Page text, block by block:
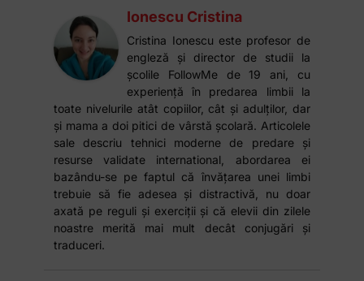
Ionescu Cristina
Cristina Ionescu este profesor de
engleză și director de studii la
școlile FollowMe de 19 ani, cu
experiență în predarea limbii la
toate nivelurile atât copiilor, cât și adulților, dar
și mama a doi pitici de vârstă școlară. Articolele
sale descriu tehnici moderne de predare și
resurse validate international, abordarea ei
bazându-se pe faptul că învățarea unei limbi
trebuie să fie adesea și distractivă, nu doar
axată pe reguli și exerciții și că elevii din zilele
noastre merită mai mult decât conjugări și
traduceri.